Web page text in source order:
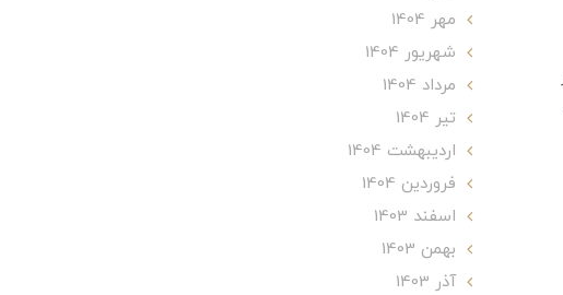
مهر 1404
شهریور 1404
مرداد 1404
تير 1404
ارديبهشت 1404
فروردین 1404
اسفند 1403
بهمن 1403
آذر 1403